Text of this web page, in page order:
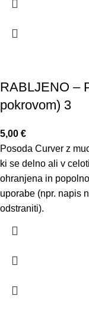
RABLJENO –
pokrovom) 3
5,00 €
Posoda Curver z
ki se delno ali v
ohranjena in
uporabe (npr. napis
odstraniti).